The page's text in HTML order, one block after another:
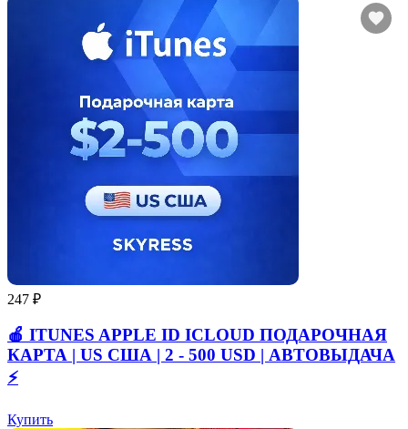
247 ₽
🍎 ITUNES APPLE ID ICLOUD ПОДАРОЧНАЯ
КАРТА | US США | 2 - 500 USD | АВТОВЫДАЧА
⚡️
Купить